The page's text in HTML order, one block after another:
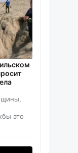
это